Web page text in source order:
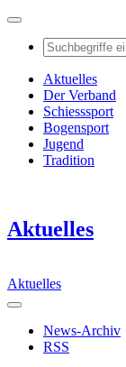
Aktuelles
Der Verband
Schiesssport
Bogensport
Jugend
Tradition
Aktuelles
Aktuelles
News-Archiv
RSS